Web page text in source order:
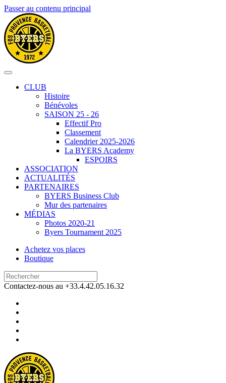
Passer au contenu principal
CLUB
Histoire
Bénévoles
SAISON 25 - 26
Effectif Pro
Classement
Calendrier 2025-2026
La BYERS Academy
ESPOIRS
ASSOCIATION
ACTUALITÉS
PARTENAIRES
BYERS Business Club
Mur des partenaires
MÉDIAS
Photos 2020-21
Byers Tournament 2025
Achetez vos places
Boutique
Contactez-nous au +33.4.42.05.16.32